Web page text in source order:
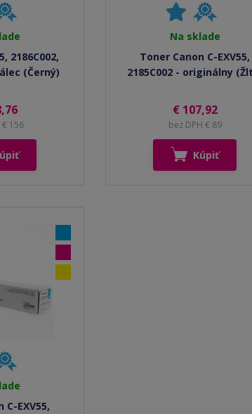
2186C002,
(Černý)
€ 156
Na sklade
Toner Canon C-EXV55,
2185C002 - originálny
€ 107,92
bez DPH € 89
Kúpiť
C-EXV55,